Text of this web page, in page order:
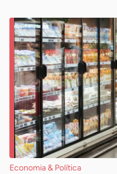
Economia & Política